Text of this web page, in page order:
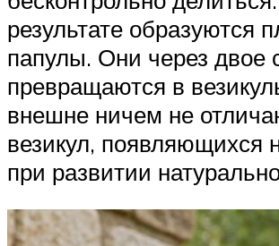
результате образуются
папулы. Они через двое
превращаются в
внешне ничем не
везикул, появляющихся
при развитии